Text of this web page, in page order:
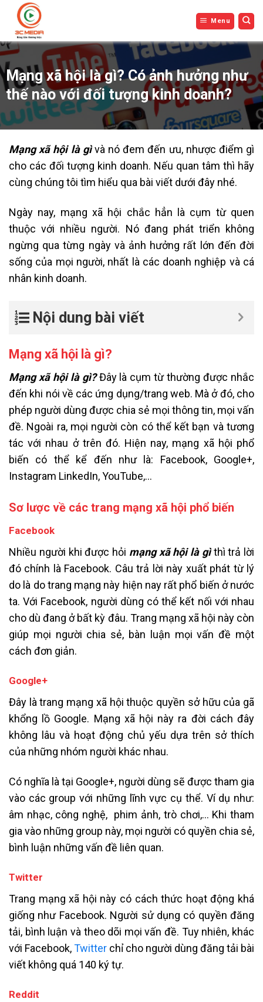
nội
dung
Menu
Mạng xã hội là gì? Có ảnh hưởng như
thế nào với đối tượng kinh doanh?
Mạng xã hội là gìvà nó đem đến ưu, nhược điểm gì
cho các đối tượng kinh doanh. Nếu quan tâm thì hãy
cùng chúng tôi tìm hiểu qua bài viết dưới đây nhé.
Ngày nay, mạng xã hội chắc hẳn là cụm từ quen
thuộc với nhiều người. Nó đang phát triển không
ngừng qua từng ngày và ảnh hưởng rất lớn đến đời
sống của mọi người, nhất là các doanh nghiệp và cá
nhân kinh doanh.
Nội dung bài viết
Mạng xã hội là gì?
Mạng xã hội là gì?Đây là cụm từ thường được nhắc
đến khi nói về các ứng dụng/trang web. Mà ở đó, cho
phép người dùng được chia sẻ mọi thông tin, mọi vấn
đề. Ngoài ra, mọi người còn có thể kết bạn và tương
tác với nhau ở trên đó. Hiện nay, mạng xã hội phổ
biến có thể kể đến như là: Facebook, Google+,
Instagram LinkedIn, YouTube,…
Sơ lược về các trang mạng xã hội phổ biến
Facebook
Nhiều người khi được hỏi mạng xã hội là gì thì trả lời
đó chính là Facebook. Câu trả lời này xuất phát từ lý
do là do trang mạng này hiện nay rất phổ biến ở nước
ta. Với Facebook, người dùng có thể kết nối với nhau
cho dù đang ở bất kỳ đâu. Trang mạng xã hội này còn
giúp mọi người chia sẻ, bàn luận mọi vấn đề một
cách đơn giản.
Google+
Đây là trang mạng xã hội thuộc quyền sở hữu của gã
khổng lồ Google. Mạng xã hội này ra đời cách đây
không lâu và hoạt động chủ yếu dựa trên sở thích
của những nhóm người khác nhau.
Có nghĩa là tại Google+, người dùng sẽ được tham gia
vào các group với những lĩnh vực cụ thể. Ví dụ như:
âm nhạc, công nghệ, phim ảnh, trò chơi,… Khi tham
gia vào những group này, mọi người có quyền chia sẻ,
bình luận những vấn đề liên quan.
Twitter
Trang mạng xã hội này có cách thức hoạt động khá
giống như Facebook. Người sử dụng có quyền đăng
tải, bình luận và theo dõi mọi vấn đề. Tuy nhiên, khác
với Facebook,Twitter chỉ cho người dùng đăng tải bài
viết không quá 140 ký tự.
Reddit